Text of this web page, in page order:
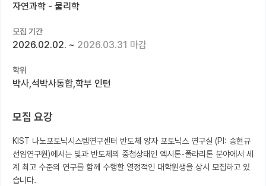
연구실&오픈랩
커뮤니티
유학교육
반도체 아카데미
재팬라운지 🌸
자연과학 - 물리학
모집 기간
2026.02.02. ~ 2026.03.31 마감
학위
박사,석박사통합,학부 인턴
모집 요강
KIST 나노포토닉시스템연구센터 반도체 양자 포토닉스 연구실 (PI: 송현규
선임연구원)에서는 빛과 반도체의 중첩상태인 엑시톤-폴라리톤 분야에서 세
계 최고 수준의 연구를 함께 수행할 열정적인 대학원생을 상시 모집하고 있
습니다.